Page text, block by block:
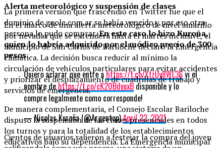
La primera versión que trascendió en Twitter fue que el
dominio de goole.com.ar se había vencido y por eso otra
persona lo pudo comprar.En este caso lo hizo Kuroña,
quien lo habría adquirido por el módico precio de 300
pesos.
Quiero aclarar que entre ahttps://t.co/XtzUy8WL36vi el
nombre dehttps://t.co/cK20BdyuxBdisponible y lo
compre legalmente como corresponde!
— Nicolas Kuroña (@Argentop)April 22, 2021
Cientos de usuarios salieron a festejar la compra del joven
Alerta meteorológico y suspensión de clases
En el marco de una alerta meteorológico de nivel amarillo
por nevadas que se extenderá hasta el martes inclusive, el
municipio de San Carlos de Bariloche declaró la Emergencia
climática. La decisión busca reducir al mínimo la
circulación de vehículos particulares para evitar accidentes
y priorizar el desplazamiento de cuadrillas de trabajo y
servicios de emergencia.
De manera complementaria, el Consejo Escolar Bariloche
dispuso la suspensión de las clases presenciales en todos
los turnos y para la totalidad de los establecimientos
educativos bajo su dependencia. La Emergencia municipal